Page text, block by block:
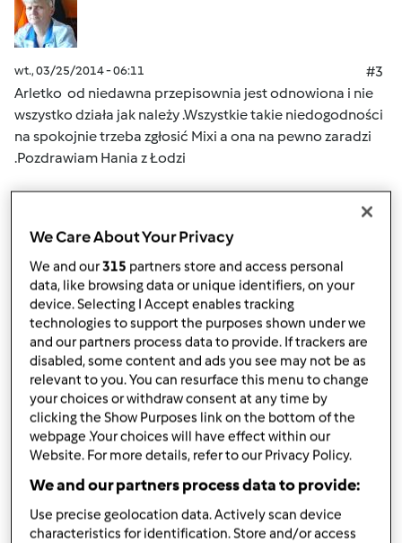
wt., 03/25/2014 - 06:11
#3
Arletko od niedawna przepisownia jest odnowiona i nie
wszystko działa jak należy .Wszystkie takie niedogodności
na spokojnie trzeba zgłosić Mixi a ona na pewno zaradzi
.Pozdrawiam Hania z Łodzi
Zaloguj zarejestruj się
aby dodawać
komentarze
monika6500 Dołączył : 10.03.2013
wt., 03/25/2014 - 06:16
A jednak ktoś ma ten sam problem - myślałam,że to tylko
jak tylko się zaloguje to przepisy wyglądają jak w wersji
roboczej
We Care About Your Privacy
We and our315 partners store and access personal
data, like browsing data or unique identifiers, on your
device. Selecting I Accept enables tracking
technologies to support the purposes shown under we
and our partners process data to provide. If trackers are
disabled, some content and ads you see may not be as
relevant to you. You can resurface this menu to change
your choices or withdraw consent at any time by
clicking the Show Purposes link on the bottom of the
webpage .Your choices will have effect within our
Website. For more details, refer to our Privacy Policy.
We and our partners process data to provide:
Use precise geolocation data. Actively scan device
characteristics for identification. Store and/or access